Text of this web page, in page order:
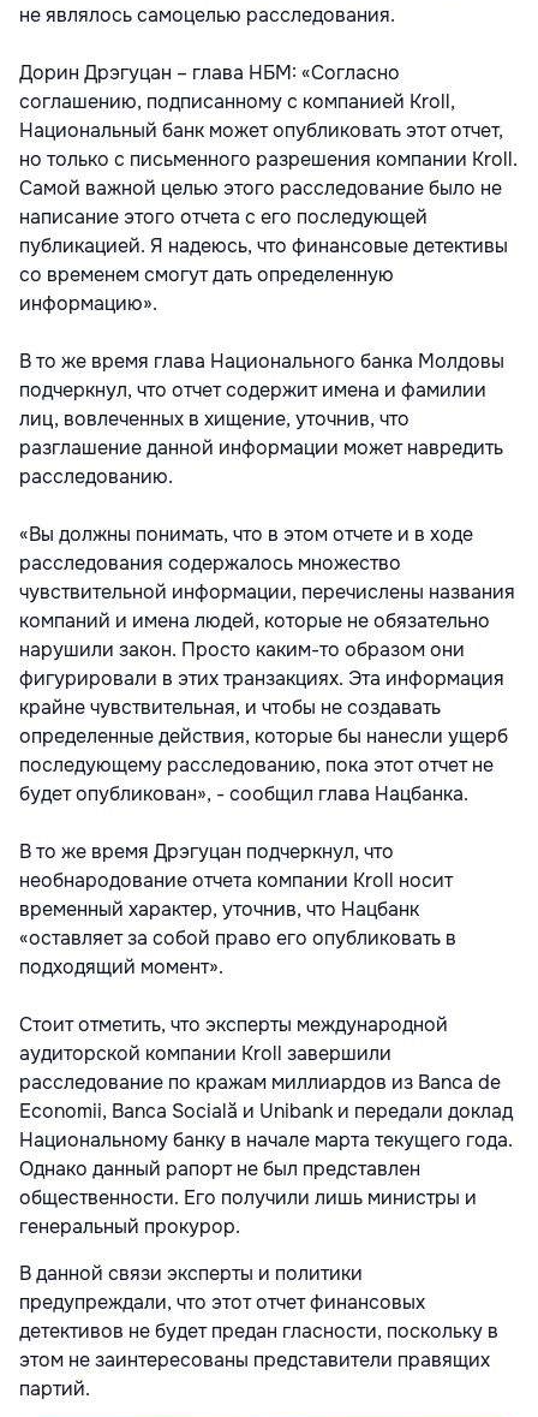
не являлось самоцелью расследования.
Дорин Дрэгуцан – глава НБМ: «Согласно
соглашению, подписанному с компанией Kroll,
Национальный банк может опубликовать этот отчет,
но только с письменного разрешения компании Kroll.
Самой важной целью этого расследование было не
написание этого отчета с его последующей
публикацией. Я надеюсь, что финансовые детективы
со временем смогут дать определенную
информацию».
В то же время глава Национального банка Молдовы
подчеркнул, что отчет содержит имена и фамилии
лиц, вовлеченных в хищение, уточнив, что
разглашение данной информации может навредить
расследованию.
«Вы должны понимать, что в этом отчете и в ходе
расследования содержалось множество
чувствительной информации, перечислены названия
компаний и имена людей, которые не обязательно
нарушили закон. Просто каким-то образом они
фигурировали в этих транзакциях. Эта информация
крайне чувствительная, и чтобы не создавать
определенные действия, которые бы нанесли ущерб
последующему расследованию, пока этот отчет не
будет опубликован», - сообщил глава Нацбанка.
В то же время Дрэгуцан подчеркнул, что
необнародование отчета компании Kroll носит
временный характер, уточнив, что Нацбанк
«оставляет за собой право его опубликовать в
подходящий момент».
Стоит отметить, что эксперты международной
аудиторской компании Kroll завершили
расследование по кражам миллиардов из Banca de
Economii, Banca Socială и Unibank и передали доклад
Национальному банку в начале марта текущего года.
Однако данный рапорт не был представлен
общественности. Его получили лишь министры и
генеральный прокурор.
В данной связи эксперты и политики
предупреждали, что этот отчет финансовых
детективов не будет предан гласности, поскольку в
этом не заинтересованы представители правящих
партий.